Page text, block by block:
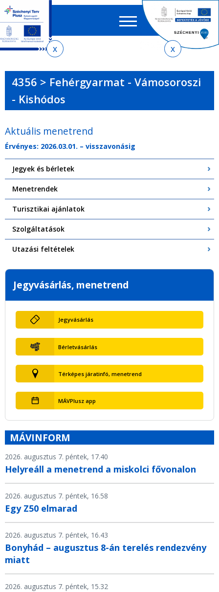
menetrendkeresőhöz
almenühöz
tartalomra
oldaltérképre
EN HU
űrlap
4356 > Fehérgyarmat - Vámosoroszi
- Kishódos
Aktuális menetrend
Érvényes: 2026.03.01. – visszavonásig
Jegyek és bérletek
Menetrendek
Turisztikai ajánlatok
Szolgáltatások
Utazási feltételek
Jegyvásárlás, menetrend
Jegyvásárlás
Bérletvásárlás
Térképes járatinfó, menetrend
MÁVPlusz app
MÁVINFORM
2026. augusztus 7. péntek, 17.40
Helyreáll a menetrend a miskolci fővonalon
2026. augusztus 7. péntek, 16.58
Egy Z50 elmarad
2026. augusztus 7. péntek, 16.43
Bonyhád – augusztus 8-án terelés rendezvény
miatt
2026. augusztus 7. péntek, 15.32